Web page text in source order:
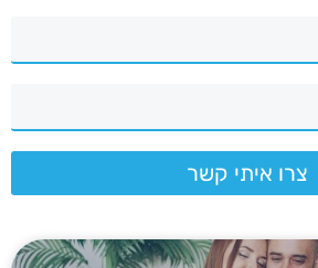
צרו איתי קשר